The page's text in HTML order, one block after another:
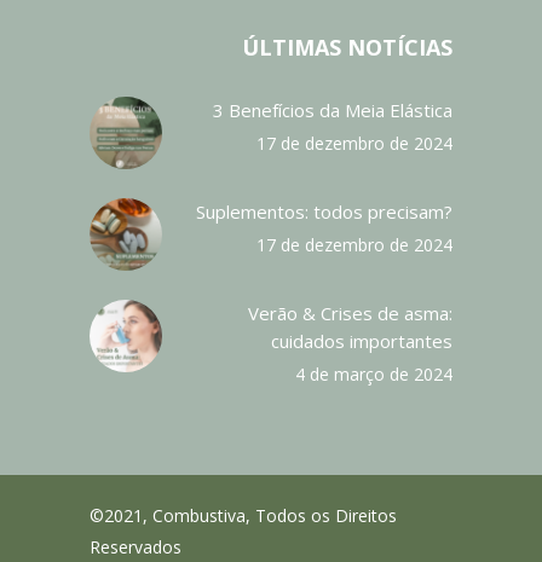
ÚLTIMAS NOTÍCIAS
3 Benefícios da Meia Elástica
17 de dezembro de 2024
Suplementos: todos precisam?
17 de dezembro de 2024
Verão & Crises de asma:
cuidados importantes
4 de março de 2024
©2021, Combustiva, Todos os Direitos
Reservados